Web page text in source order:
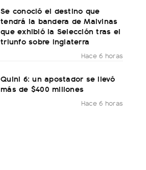
Se conoció el destino que
tendrá la bandera de Malvinas
que exhibió la Selección tras el
triunfo sobre Inglaterra
Hace 6 horas
Quini 6: un apostador se llevó
más de $400 millones
Hace 6 horas